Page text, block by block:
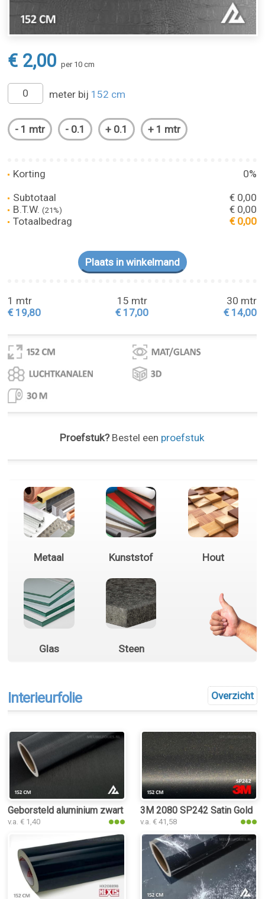
€ 2,00 per 10 cm
meter bij 152 cm
Korting
0%
Subtotaal
€ 0,00
B.T.W.(21%)
€ 0,00
Totaalbedrag
€ 0,00
1 mtr
€ 19,80
15 mtr
€ 17,00
30 mtr
€ 14,00
Proefstuk?Bestel een proefstuk
Metaal Kunststof Hout
Glas Steen
Overzicht
Interieurfolie
Geborsteld aluminium zwart interieurfolie
v.a. € 1,40
3M 2080 SP242 Satin Gold
v.a. € 41,58